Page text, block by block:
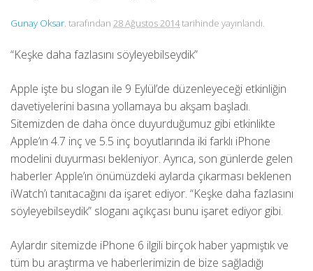
Gunay Oksar . tarafından 28 Ağustos 2014tarihinde yayınlandı.
“Keşke daha fazlasını söyleyebilseydik”
Apple işte bu slogan ile 9 Eylül’de düzenleyeceği etkinliğin
davetiyelerini basına yollamaya bu akşam başladı.
Sitemizden de daha önce duyurduğumuz gibi etkinlikte
Apple’ın 4.7 inç ve 5.5 inç boyutlarında iki farklı iPhone
modelini duyurması bekleniyor. Ayrıca, son günlerde gelen
haberler Apple’ın önümüzdeki aylarda çıkarması beklenen
iWatch’ı tanıtacağını da işaret ediyor. “Keşke daha fazlasını
söyleyebilseydik” sloganı açıkçası bunu işaret ediyor gibi.
Aylardır sitemizde iPhone 6 ilgili birçok haber yapmıştık ve
tüm bu araştırma ve haberlerimizin de bize sağladığı